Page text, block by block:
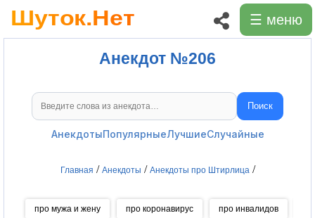
☰ меню
Анекдот №206
Поиск анекдотов Поиск
АнекдотыПопулярныеЛучшиеСлучайные
Главная / Анекдоты / Анекдоты про Штирлица /
про мужа и жену про коронавирус про инвалидов